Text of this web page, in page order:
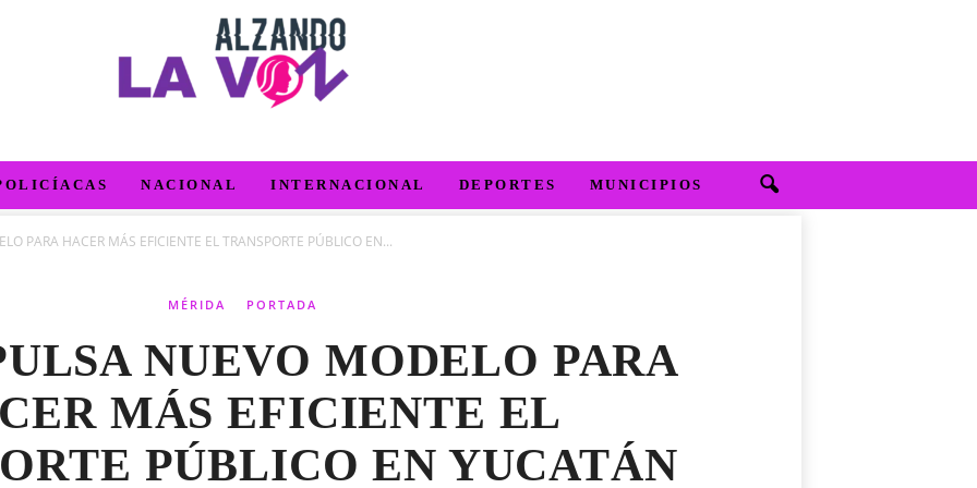
NACIONAL INTERNACIONAL DEPORTES MUNICIPIOS
PARA HACER MÁS EFICIENTE EL TRANSPORTE PÚBLICO EN...
MÉRIDA PORTADA
NUEVO MODELO PARA
MÁS EFICIENTE EL
PÚBLICO EN YUCATÁN